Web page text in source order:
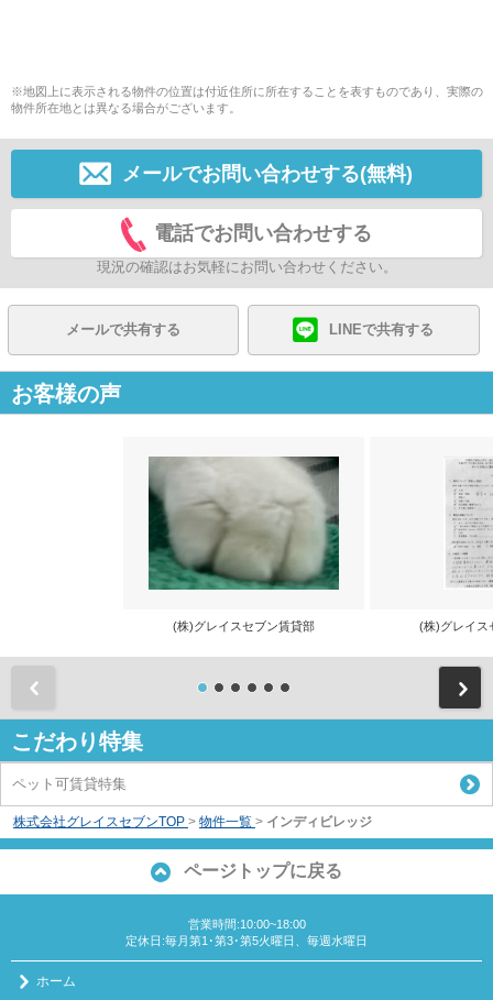
※地図上に表示される物件の位置は付近住所に所在することを表すものであり、実際の
物件所在地とは異なる場合がございます。
メールでお問い合わせする(無料)
電話でお問い合わせする
現況の確認はお気軽にお問い合わせください。
メールで共有する LINEで共有する
お客様の声
(株)グレイスセブン賃貸部 (株)グレイス
こだわり特集
ペット可賃貸特集
株式会社グレイスセブンTOP > 物件一覧 > インディビレッジ
ページトップに戻る
営業時間:10:00~18:00
定休日:毎月第1･第3･第5火曜日、毎週水曜日
ホーム